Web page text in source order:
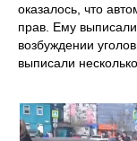
оказалось, что
прав. Ему
возбуждении
выписали